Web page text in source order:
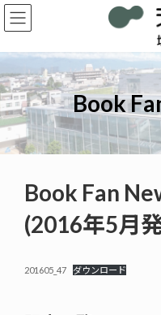
コ
ン
ン
ツ
へ
ス
キ
ッ
プ
ナ
ビ
ー
シ
ョ
ン
に
移
動
Book
Book Fan
(2016年5月発
201605_47 ダウンロード